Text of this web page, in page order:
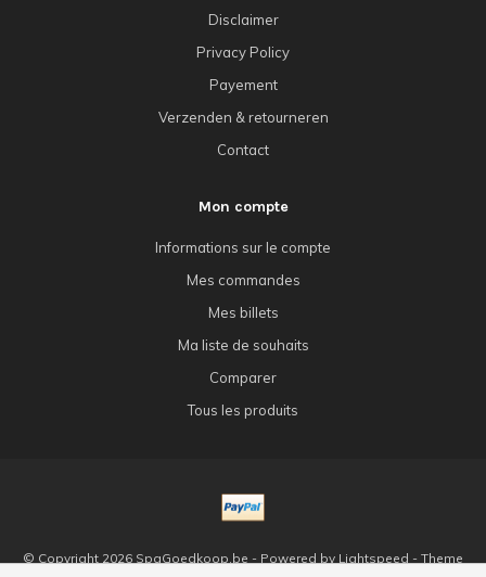
Disclaimer
Privacy Policy
Payement
Verzenden & retourneren
Contact
Mon compte
Informations sur le compte
Mes commandes
Mes billets
Ma liste de souhaits
Comparer
Tous les produits
© Copyright 2026 SpaGoedkoop.be - Powered by Lightspeed - Theme